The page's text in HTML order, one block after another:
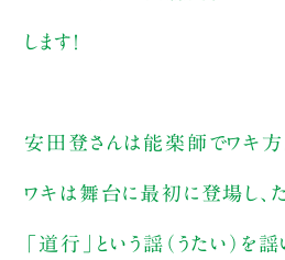
します！
安田登さんは能楽師でワキ方。
ワキは舞台に最初に登場し、
「道行」という謡（うたい）を謡